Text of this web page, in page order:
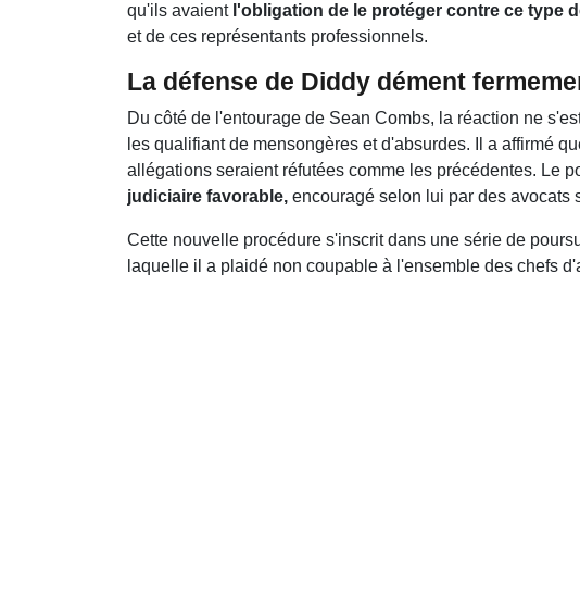
qu'ils avaient l'obligation de le protéger contre ce type
et de ces représentants professionnels.
La défense de Diddy dément
Du côté de l'entourage de Sean Combs, la réaction ne
les qualifiant de mensongères et d'absurdes. Il a affirmé
allégations seraient réfutées comme les précédentes. Le
judiciaire favorable, encouragé selon lui par des avocats
Cette nouvelle procédure s'inscrit dans une série de
laquelle il a plaidé non coupable à l'ensemble des chefs